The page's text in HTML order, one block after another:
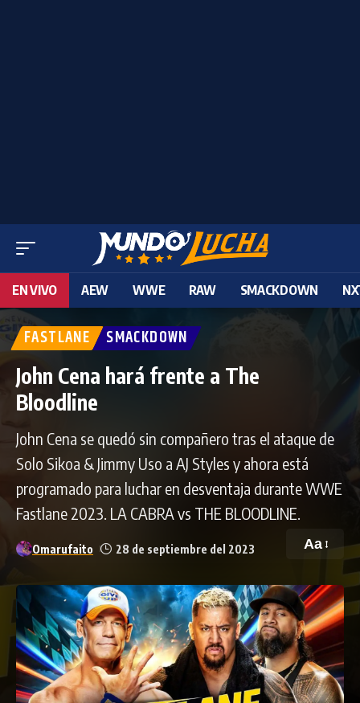
EN VIVO AEW WWE RAW SMACKDOWN
FASTLANE SMACKDOWN
John Cena hará frente a The
Bloodline
John Cena se quedó sin compañero tras el ataque de
Solo Sikoa & Jimmy Uso a AJ Styles y ahora está
programado para luchar en desventaja durante WWE
Fastlane 2023. LA CABRA vs THE BLOODLINE.
Omarufaito 28 de septiembre del 2023 Aa